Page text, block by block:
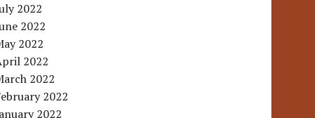
2022
2022
2022
2022
2022
2022
2022